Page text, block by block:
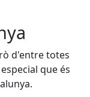
d'entre totes
que és